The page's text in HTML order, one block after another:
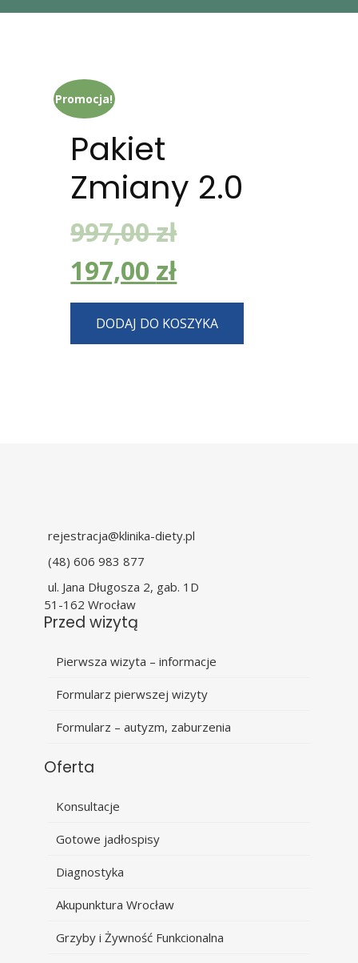
Promocja!
Pakiet
Zmiany 2.0
997,00złPierwotna
cena
wynosiła:
997,00 zł.
197,00 złAktualna
cena
wynosi:
DODAJ DO KOSZYKA
rejestracja@klinika-diety.pl
(48) 606 983 877
ul. Jana Długosza 2, gab. 1D
51-162 Wrocław
Przed wizytą
Pierwsza wizyta – informacje
Formularz pierwszej wizyty
Formularz – autyzm, zaburzenia
Oferta
Konsultacje
Gotowe jadłospisy
Diagnostyka
Akupunktura Wrocław
Grzyby i Żywność Funkcionalna